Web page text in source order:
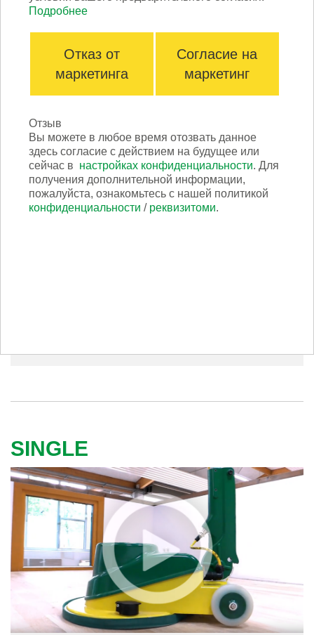
TRIO Система пылесборных мешков
SINGLE
Подробнее
Отказ от
маркетинга
Согласие на
маркетинг
Отзыв
Вы можете в любое время отозвать данное
здесь согласие с действием на будущее или
сейчас в настройках конфиденциальности. Для
получения дополнительной информации,
пожалуйста, ознакомьтесь с нашей политикой
конфиденциальности / реквизитоми.